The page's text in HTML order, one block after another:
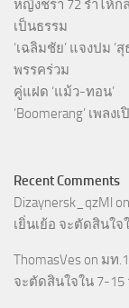
หญิงชรา 72 ร่ำไห้ก
เป็นธรรม
‘เฉลิมชัย’ แจงปม
พรรคร่วม
คู่แฝด ‘แม้ว-ทอน’
‘Boomerang’ เพล
Recent Comments
Dizaynersk_qzMl on
เยิ่นเย้อ จะตัดสินใจ
ThomasVes on มท
จะตัดสินใจใน 7-15